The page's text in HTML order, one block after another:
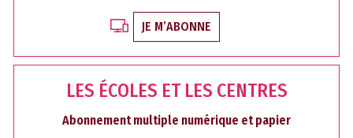
JE M’ABONNE
LES ÉCOLES ET LES CENTRES
Abonnement multiple numérique et papier